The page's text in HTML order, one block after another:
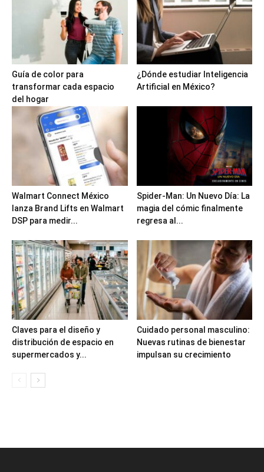
Guía de color para
transformar cada espacio
del hogar
¿Dónde estudiar Inteligencia
Artificial en México?
Walmart Connect México
lanza Brand Lifts en Walmart
DSP para medir...
Spider-Man: Un Nuevo Día: La
magia del cómic finalmente
regresa al...
Claves para el diseño y
distribución de espacio en
supermercados y...
Cuidado personal masculino:
Nuevas rutinas de bienestar
impulsan su crecimiento